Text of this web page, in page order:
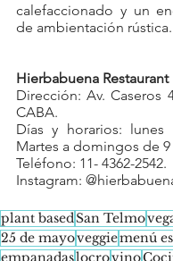
calefaccionado y un
de ambientación rústica.
Hierbabuena Restaurant
Dirección: Av. Caseros
CABA.
Días y horarios:
Martes a domingos de 9
Teléfono: 11- 4362-2542.
Instagram:
plant basedSan Telmo
25 de mayoveggiemenú